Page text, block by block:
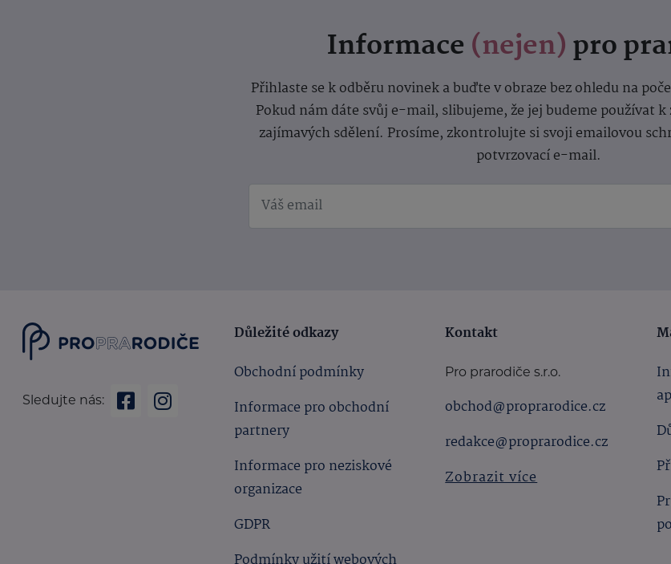
Informace (nejen)pro
Přihlaste se k odběru novinek a buďte v obraze bez ohledu na
Pokud nám dáte svůj e-mail, slibujeme, že jej budeme používat
zajímavých sdělení. Prosíme, zkontrolujte si svoji emailovou
potvrzovací e-mail.
Sledujte nás:
Důležité odkazy
Obchodní podmínky
Informace pro obchodní
partnery
Informace pro neziskové
organizace
GDPR
Kontakt
Pro prarodiče s.r.o.
obchod@proprarodice.cz
redakce@proprarodice.cz
Zobrazit více